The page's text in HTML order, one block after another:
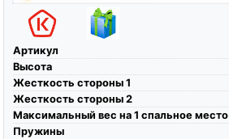
Артикул
Высота
Жесткость стороны 1
Жесткость стороны 2
Максимальный вес на 1 спальное место
Пружины